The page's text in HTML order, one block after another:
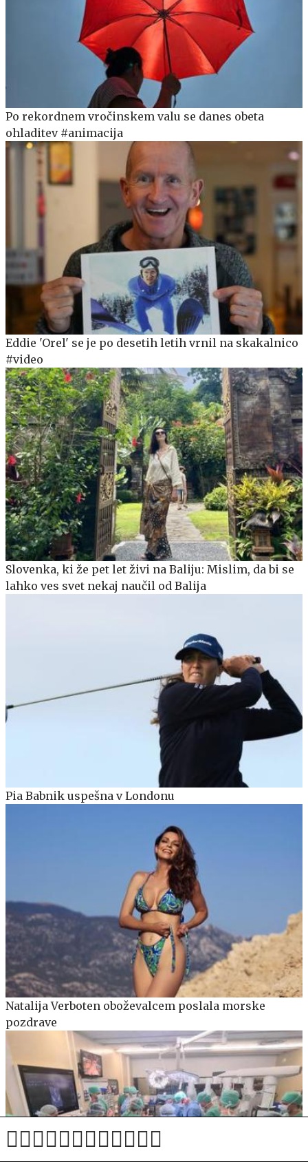
Po rekordnem vročinskem valu se danes obeta
ohladitev #animacija
Eddie 'Orel' se je po desetih letih vrnil na skakalnico
#video
Slovenka, ki že pet let živi na Baliju: Mislim, da bi se
lahko ves svet nekaj naučil od Balija
Pia Babnik uspešna v Londonu
Natalija Verboten oboževalcem poslala morske
pozdrave